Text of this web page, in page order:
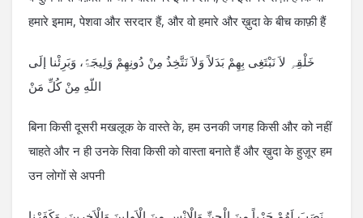
हमारे इमाम, पेशवा और सरदार हैं, और वो हमारे और ख़ुदा के बीच काफ़ी हैं
خَلْقِہِ لاَ نَبْتَغِی بِھِمْ بَدَلاً وَلاَ نَتَّخِذُ مِنْ دُونِھِمْ وَلِیجَۃً، وَبَرِئْنا إلَی
اللّهِ مِنْ کُلِّ مَنْ
बिना किसी दूसरी मखलूक के वास्ते के, हम उनकी जगह किसी और को नहीं
चाहते और न ही उनके सिवा किसी को वास्ता बनाते हैं और ख़ुदा के हुज़ूर हम
उन लोगों से अपनी